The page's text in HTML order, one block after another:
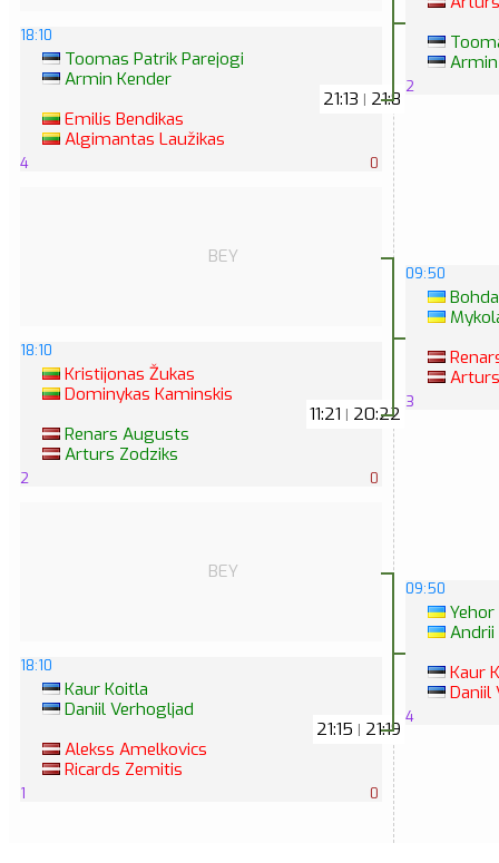
18:10
Toomas Patrik Parejogi
Armin Kender
21:13 | 21:8
Emilis Bendikas
Algimantas Laužikas
4 0
BEY
18:10
Kristijonas Žukas
Dominykas Kaminskis
11:21 | 20:22
Renars Augusts
Arturs Zodziks
2 0
BEY
18:10
Kaur Koitla
Daniil Verhogljad
21:15 | 21:19
Alekss Amelkovics
Ricards Zemitis
1 0
2
09:50
3
09:50
Andrii
Kaur
Daniil
4